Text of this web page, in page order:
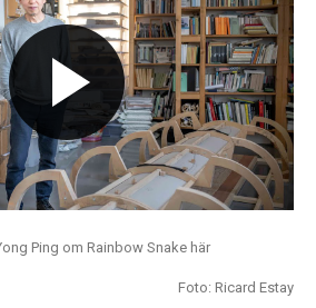
Ping om Rainbow Snake här
Foto: Ricard Estay